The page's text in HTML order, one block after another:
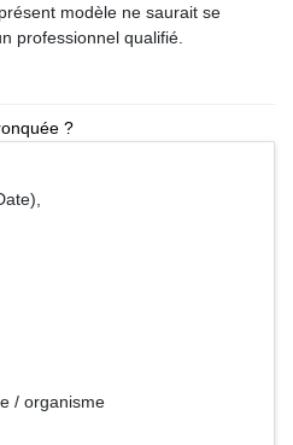
modèle ne saurait se
professionnel qualifié.
?